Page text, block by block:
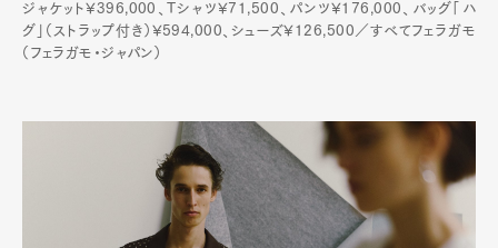
ジャケット¥396,000、Tシャツ¥71,500、パンツ¥176,000、バッグ「ハ
グ」（ストラップ付き）¥594,000、シューズ¥126,500／すべてフェラガモ
（フェラガモ・ジャパン）